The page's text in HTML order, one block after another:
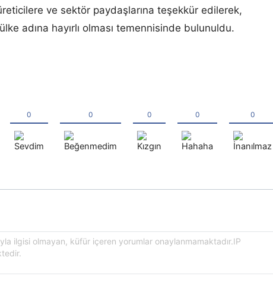
ve sektör paydaşlarına teşekkür edilerek,
adına hayırlı olması temennisinde bulunuldu.